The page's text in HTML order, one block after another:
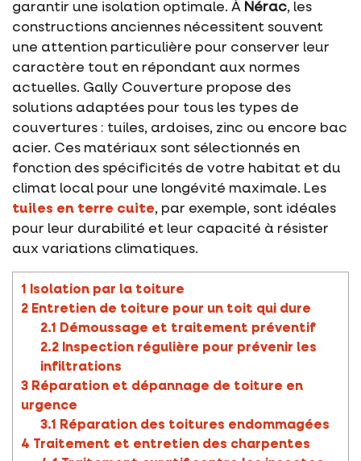
garantir une isolation optimale. À Nérac, les
constructions anciennes nécessitent souvent
une attention particulière pour conserver leur
caractère tout en répondant aux normes
actuelles. Gally Couverture propose des
solutions adaptées pour tous les types de
couvertures : tuiles, ardoises, zinc ou encore bac
acier. Ces matériaux sont sélectionnés en
fonction des spécificités de votre habitat et du
climat local pour une longévité maximale. Les
tuiles en terre cuite, par exemple, sont idéales
pour leur durabilité et leur capacité à résister
aux variations climatiques.
1
Isolation par la toiture
2 Entretien de toiture pour un toit qui dure
2.1
Démoussage et traitement préventif
2.2 Inspection régulière pour prévenir les
infiltrations
3 Réparation et dépannage de toiture en
urgence
3.1
Réparation des toitures endommagées
4 Traitement et entretien des charpentes